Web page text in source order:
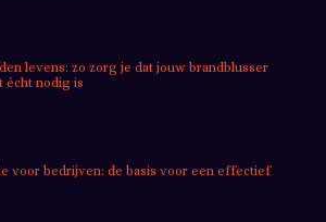
levens: zo zorg je dat jouw brandblusser
écht nodig is
voor bedrijven: de basis voor een effectief